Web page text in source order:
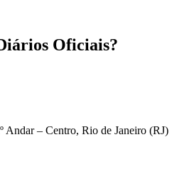
Oficiais?
Andar – Centro, Rio de Janeiro (RJ)